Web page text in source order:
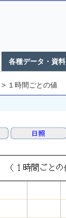
各種データ・資料
> １時間ごとの値